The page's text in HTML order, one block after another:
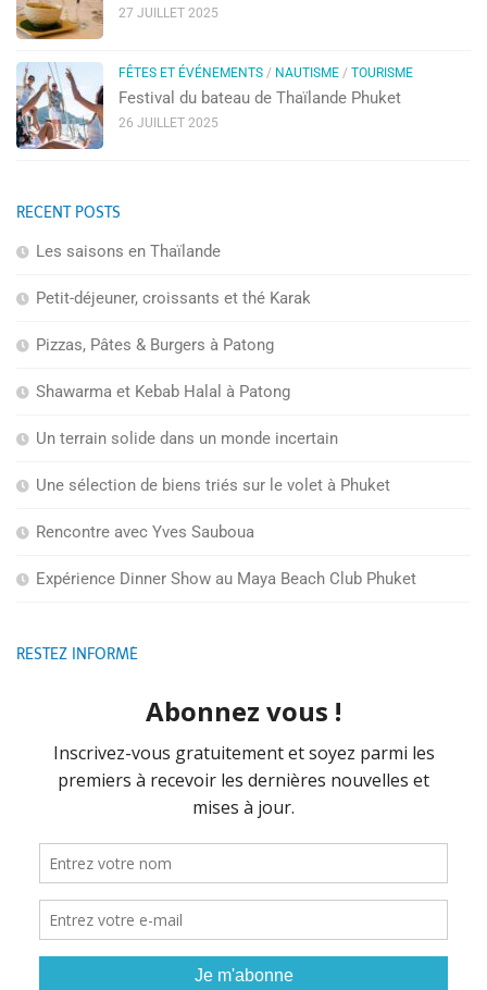
27 JUILLET 2025
FÊTES ET ÉVÉNEMENTS / NAUTISME / TOURISME
Festival du bateau de Thaïlande Phuket
26 JUILLET 2025
RECENT POSTS
Les saisons en Thaïlande
Petit-déjeuner, croissants et thé Karak
Pizzas, Pâtes & Burgers à Patong
Shawarma et Kebab Halal à Patong
Un terrain solide dans un monde incertain
Une sélection de biens triés sur le volet à Phuket
Rencontre avec Yves Sauboua
Expérience Dinner Show au Maya Beach Club Phuket
RESTEZ INFORMÉ